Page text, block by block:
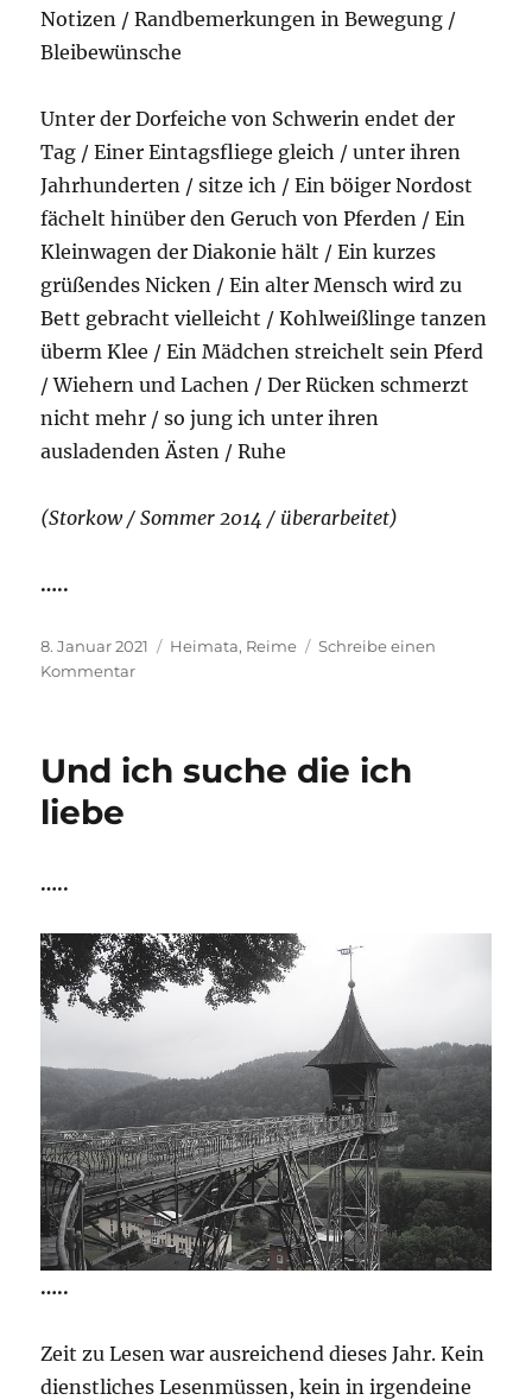
Notizen / Randbemerkungen in Bewegung /
Bleibewünsche
Unter der Dorfeiche von Schwerin endet der
Tag / Einer Eintagsfliege gleich / unter ihren
Jahrhunderten / sitze ich / Ein böiger Nordost
fächelt hinüber den Geruch von Pferden / Ein
Kleinwagen der Diakonie hält / Ein kurzes
grüßendes Nicken / Ein alter Mensch wird zu
Bett gebracht vielleicht / Kohlweißlinge tanzen
überm Klee / Ein Mädchen streichelt sein Pferd
/ Wiehern und Lachen / Der Rücken schmerzt
nicht mehr / so jung ich unter ihren
ausladenden Ästen / Ruhe
(Storkow / Sommer 2014 / überarbeitet)
…..
Veröffentlicht
am
8. Januar 2021 Kategorien
Heimata, Reime
Schreibe einen
Kommentarzu
Und ich suche die ich
liebe
…..
…..
Zeit zu Lesen war ausreichend dieses Jahr. Kein
dienstliches Lesenmüssen, kein in irgendeine